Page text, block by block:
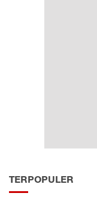
TERPOPULER